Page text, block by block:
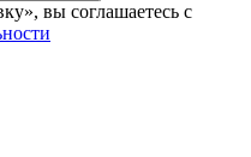
вы соглашаетесь с